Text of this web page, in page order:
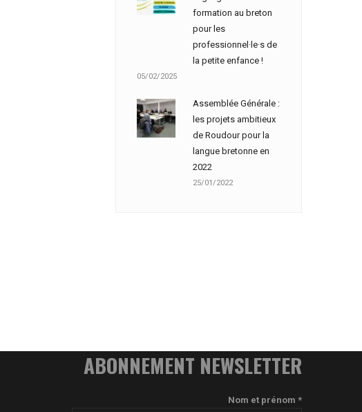
formation au breton
pour les
professionnel·le·s de
la petite enfance !
05/02/2025
Assemblée Générale :
les projets ambitieux
de Roudour pour la
langue bretonne en
2022
25/01/2022
ABONNEMENT NEWSLETTER
Nom et prénom *